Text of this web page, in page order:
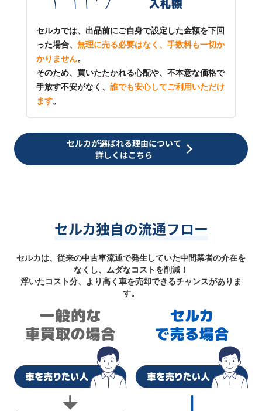
セルカでは、出品前にご自身で設定した金額を下回
った場合、 無理に売る必要はなく、手数料も一切か
かりません。
そのため、買いたたかれる心配や、不本意な価格で
手放す不安がなく、 誰でも安心してご利用いただけ
ます。
セルカが選ばれる理由について
詳しくはこちら
セルカ独自の流通フロー
セルカは、従来の中古車流通で発生していた中間業者の介在を
なくし、ムダなコストを削減！
浮いたコスト分、より高く車を売却できるチャンスがありま
す。